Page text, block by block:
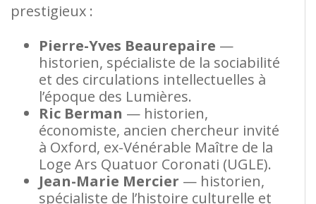
prestigieux :
Pierre-Yves Beaurepaire —
historien, spécialiste de la sociabilité
et des circulations intellectuelles à
l’époque des Lumières.
Ric Berman — historien,
économiste, ancien chercheur invité
à Oxford, ex-Vénérable Maître de la
Loge Ars Quatuor Coronati (UGLE).
Jean-Marie Mercier — historien,
spécialiste de l’histoire culturelle et